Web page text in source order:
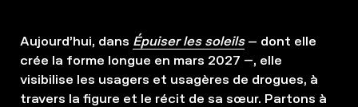
Aujourd’hui, dans Épuiser les soleils– dont elle
crée la forme longue en mars 2027 –, elle
visibilise les usagers et usagères de drogues, à
travers la figure et le récit de sa sœur. Partons à